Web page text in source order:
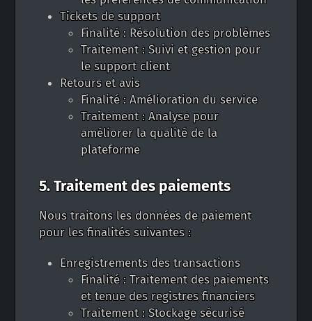
Tickets de support
Finalité : Résolution des problèmes
Traitement : Suivi et gestion pour
le support client
Retours et avis
Finalité : Amélioration du service
Traitement : Analyse pour
améliorer la qualité de la
plateforme
5. Traitement des paiements
Nous traitons les données de paiement
pour les finalités suivantes :
Enregistrements des transactions
Finalité : Traitement des paiements
et tenue des registres financiers
Traitement : Stockage sécurisé